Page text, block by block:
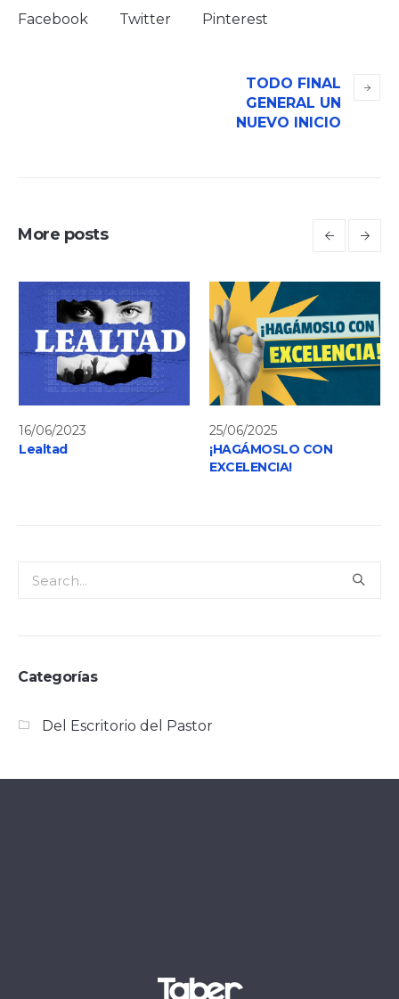
Facebook Twitter Pinterest
TODO FINAL
GENERAL UN
NUEVO INICIO
More posts
16/06/2023
Lealtad
25/06/2025
¡HAGÁMOSLO CON
EXCELENCIA!
Categorías
Del Escritorio del Pastor